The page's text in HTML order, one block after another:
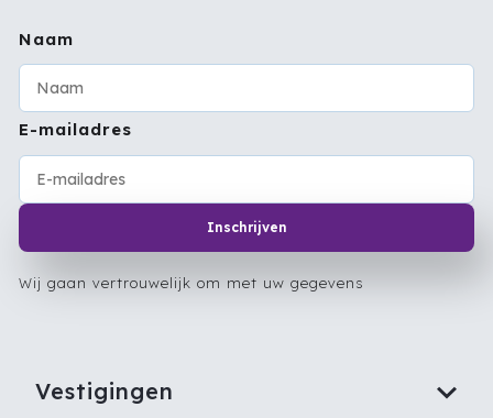
Vestigingen
Naam
E-mailadres
Inschrijven
Wij gaan vertrouwelijk om met uw gegevens